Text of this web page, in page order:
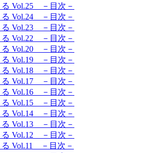
る Vol.25 －目次－
る Vol.24 －目次－
る Vol.23 －目次－
る Vol.22 －目次－
る Vol.20 －目次－
る Vol.19 －目次－
る Vol.18 －目次－
る Vol.17 －目次－
る Vol.16 －目次－
る Vol.15 －目次－
る Vol.14 －目次－
る Vol.13 －目次－
る Vol.12 －目次－
る Vol.11 －目次－